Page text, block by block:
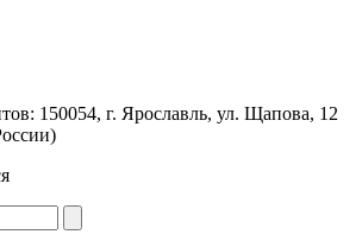
150054, г. Ярославль, ул. Щапова, 12